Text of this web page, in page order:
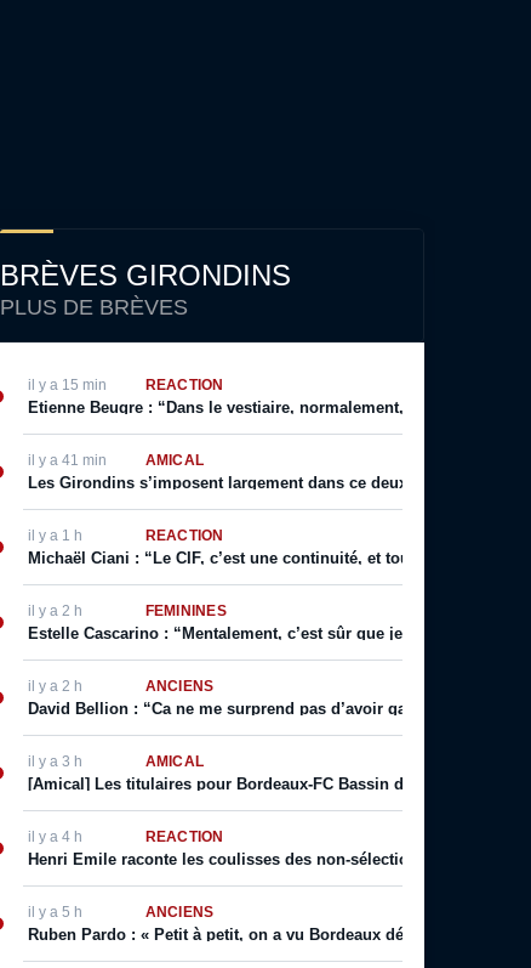
BRÈVES GIRONDINS
PLUS DE BRÈVES
il y a 15 min RÉACTION
Etienne Beugre : “Dans le vestiaire, normalement, chaque
il y a 41 min AMICAL
Les Girondins s’imposent largement dans ce deuxième match de
il y a 1 h RÉACTION
Michaël Ciani : “Le CIF, c’est une continuité, et toujours cette
il y a 2 h FÉMININES
Estelle Cascarino : “Mentalement, c’est sûr que je suis plus
il y a 2 h ANCIENS
David Bellion : “Ca ne me surprend pas d’avoir gagné des titres
il y a 3 h AMICAL
[Amical] Les titulaires pour Bordeaux-FC Bassin d’Arcachon
il y a 4 h RÉACTION
Henri Emile raconte les coulisses des non-sélections d’Eric
il y a 5 h ANCIENS
Ruben Pardo : « Petit à petit, on a vu Bordeaux dériver »